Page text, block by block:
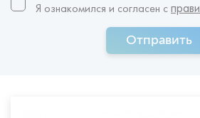
Отправить
Я ознакомился и согласен c